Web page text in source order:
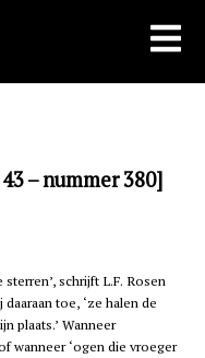
– nummer 380]
schrijft L.F. Rosen
toe, ‘ze halen de
plaats.’ Wanneer
wanneer ‘ogen die vroeger